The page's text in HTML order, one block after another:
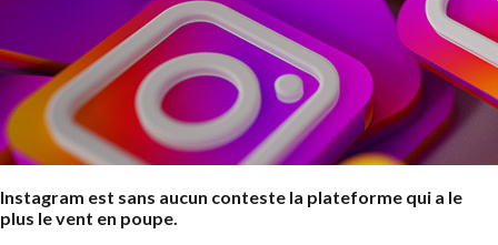
Instagram est sans aucun conteste la plateforme qui a le
plus le vent en poupe.